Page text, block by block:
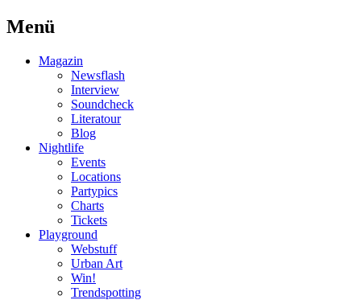
Menü
Magazin
Newsflash
Interview
Soundcheck
Literatour
Blog
Nightlife
Events
Locations
Partypics
Charts
Tickets
Playground
Webstuff
Urban Art
Win!
Trendspotting